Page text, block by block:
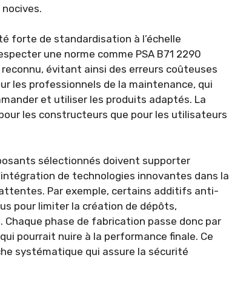
forte de standardisation à l’échelle
une norme comme PSA B71 2290
évitant ainsi des erreurs coûteuses
les professionnels de la maintenance, qui
et utiliser les produits adaptés. La
les constructeurs que pour les utilisateurs
sélectionnés doivent supporter
de technologies innovantes dans la
Par exemple, certains additifs anti-
pour limiter la création de dépôts,
phase de fabrication passe donc par
pourrait nuire à la performance finale. Ce
systématique qui assure la sécurité